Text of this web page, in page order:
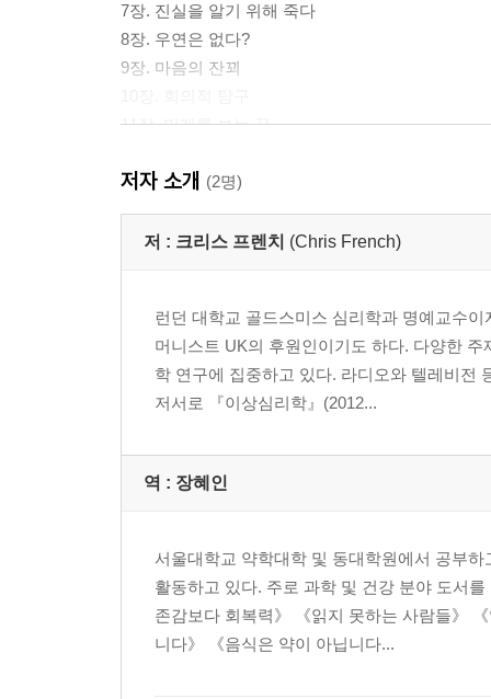
7장. 진실을 알기 위해 죽다
8장. 우연은 없다?
9장. 마음의 잔꾀
11장. 미래를 보는 꿈
나가며: 회의주의의 한계
저자 소개 (2명)
저 : 크리스 프렌치 (Chris French)
런던 대학교 골드스미스 심리학과 명예교수
머니스트 UK의 후원인이기도 하다. 다양한
학 연구에 집중하고 있다. 라디오와 텔레비전
저서로 『이상심리학』(2012...
역 : 장혜인
서울대학교 약학대학 및 동대학원에서 공부
활동하고 있다. 주로 과학 및 건강 분야 도서
존감보다 회복력》 《읽지 못하는 사람들》
니다》 《음식은 약이 아닙니다...